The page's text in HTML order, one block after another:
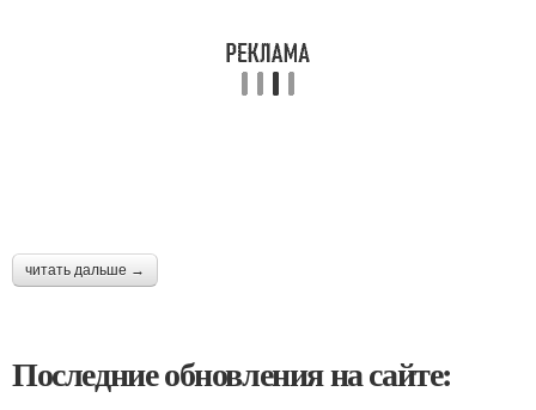
читать дальше →
Последние обновления на сайте: